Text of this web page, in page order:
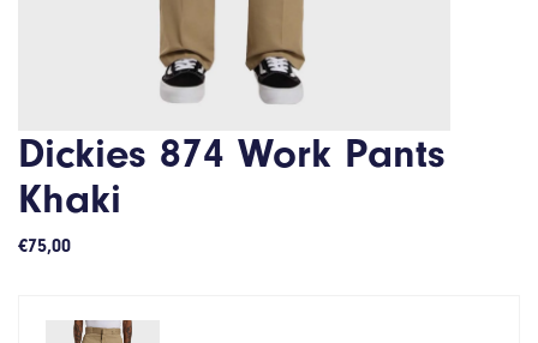
Dickies 874 Work Pants
Khaki
€75,00